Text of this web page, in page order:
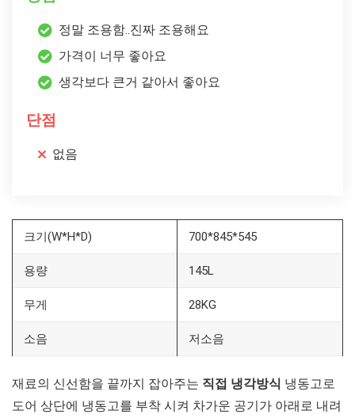
정말 조용함..진짜 조용해요
가격이 너무 좋아요
생각보다 큰거 같아서 좋아요
단점
없음
크기(W*H*D) 700*845*545
용량 145L
무게 28KG
소음 저소음
재료의 신선함을 끝까지 잡아주는 직접 냉각방식 냉동고로
도어 상단에 냉동고를 부착 시켜 차가운 공기가 아래로 내려